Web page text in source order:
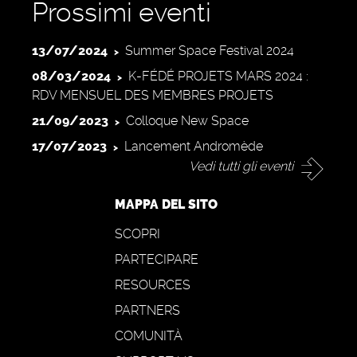
Prossimi eventi
13/07/2024
Summer Space Festival 2024
08/03/2024
K-FÉDÉ PROJETS MARS 2024 :
RDV MENSUEL DES MEMBRES PROJETS
21/09/2023
Colloque New Space
17/07/2023
Lancement Andromède
Vedi tutti gli eventi
MAPPA DEL SITO
SCOPRI
PARTECIPARE
RESOURCES
PARTNERS
COMUNITÀ